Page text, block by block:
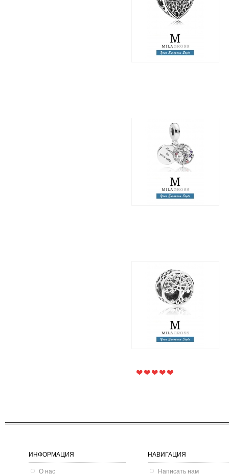
1 295 грн. 795 грн.
Подвес "Всегда на
твоей стороне" (Always
by your side charm),
серебро: осень 2018
1 895 грн. 850 грн.
Шарм "Семейные
корни" (Family Roots
Charm​), серебро: новая
коллекция 2018!
1 595 грн. 895 грн.
ИНФОРМАЦИЯ
О нас
НАВИГАЦИЯ
Написать нам